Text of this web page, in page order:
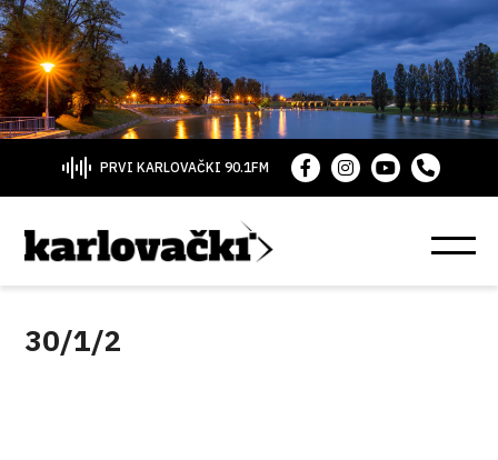
PRVI KARLOVAČKI 90.1FM
30/1/2